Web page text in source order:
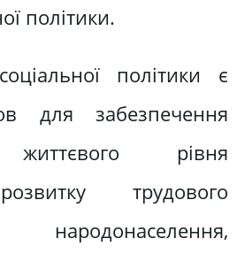
політики.
політики є
для забезпечення
життєвого рівня
трудового